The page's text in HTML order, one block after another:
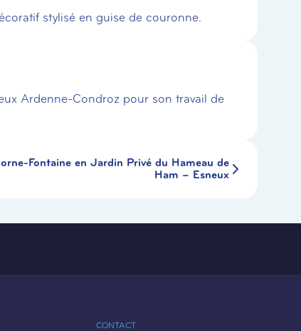
stylisé en guise de couronne.
Ardenne-Condroz pour son travail de
Fontaine en Jardin Privé du Hameau de
Ham – Esneux
CONTACT